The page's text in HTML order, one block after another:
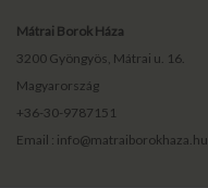
Mátrai Borok Háza
3200 Gyöngyös, Mátrai u. 16.
Magyarország
+36-30-9787151
Email : info@matraiborokhaza.hu